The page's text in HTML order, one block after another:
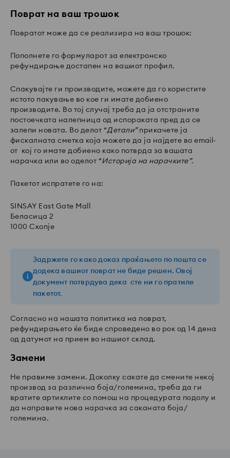
Поврат на ваш трошок
Повратот може да се реализира на ваш трошок:
Пополнете го формуларот за електронско
рефундирање достапен на вашиот профил.
Спакувајте ги производите, можете да го користите
истото пакување во кое ги имате добиено
производите. Во тој случај треба да ја отстраните
постоечката налепница од испораката пред да се
залепи новата. Во делот “Детали”прикачете ја
фискалната сметка која можете да ја најдете во email-
от кој го имате добиено како потврда за вашата
нарачка или во оделот “Историја на нарачките”.
Пакетот испратете го на:
SINSAY East Gate Mall
Беласица 2
1000 Скопје
Задржете го како доказ праќањето по пошта се
додека вашиот поврат не биде решен. Овој
документ потврдува дека сте ни го пратиле
пакетот.
Согласно на нашата политика на поврат,
рефундирањето ќе биде спроведено во рок од 14 дена
од датумот на прием во нашиот склад.
Замени
Не правиме замени. Доколку сакате да смените некој
производ за различна боја/големина, треба да ги
вратите артиклите со помош на процедурата подолу и
да направите нова нарачка за саканата боја/
големина.